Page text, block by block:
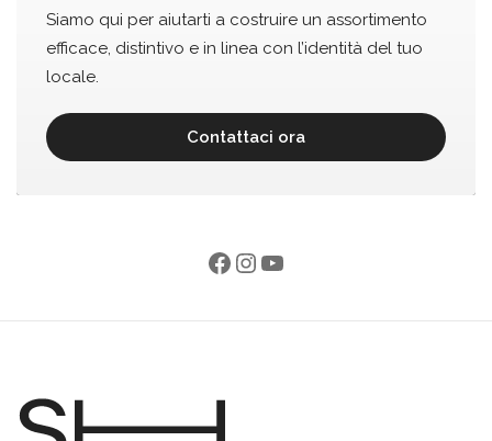
Siamo qui per aiutarti a costruire un assortimento
efficace, distintivo e in linea con l’identità del tuo
locale.
Contattaci ora